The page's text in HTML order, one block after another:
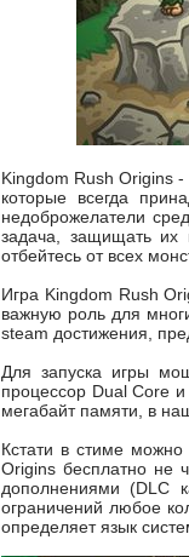
Kingdom Rush Origins
которые всегда
недоброжелатели
задача, защищать их
отбейтесь от всех
Игра Kingdom Rush
важную роль для
steam достижения,
Для запуска игры
процессор Dual Core
мегабайт памяти, в
Кстати в стиме
Origins бесплатно не
дополнениями (DLC
ограничений любое
определяет язык